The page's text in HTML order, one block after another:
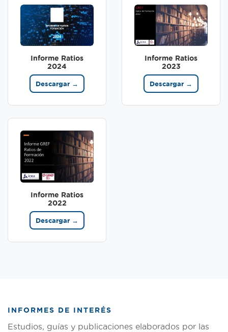
Informe Ratios
2024
Descargar →
Informe Ratios
2023
Descargar →
Informe Ratios
2022
Descargar →
INFORMES DE INTERÉS
Estudios, guías y publicaciones elaborados por las